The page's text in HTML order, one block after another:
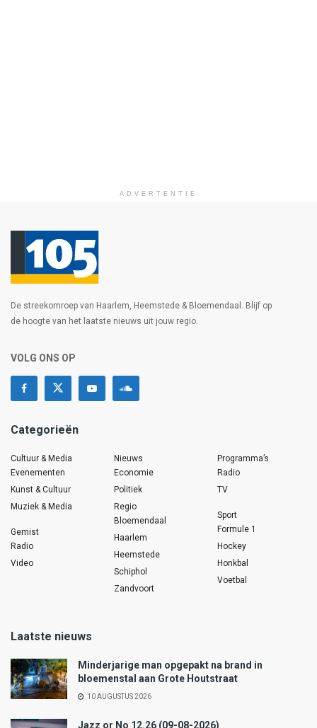
ADVERTENTIE
De streekomroep van Haarlem, Heemstede & Bloemendaal. Blijf op
de hoogte van het laatste nieuws uit jouw regio.
VOLG ONS OP
Categorieën
Cultuur & Media
Evenementen
Kunst & Cultuur
Muziek & Media
Gemist
Radio
Video
Nieuws
Economie
Politiek
Regio
Bloemendaal
Haarlem
Heemstede
Schiphol
Zandvoort
Programma’s
Radio
TV
Sport
Formule 1
Hockey
Honkbal
Voetbal
Laatste nieuws
Minderjarige man opgepakt na brand in
bloemenstal aan Grote Houtstraat
10 AUGUSTUS 2026
Jazz or No 12.26 (09-08-2026)